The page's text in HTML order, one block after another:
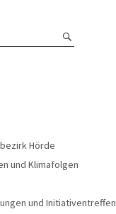
Hörde
und Klimafolgen
und Initiativentreffen